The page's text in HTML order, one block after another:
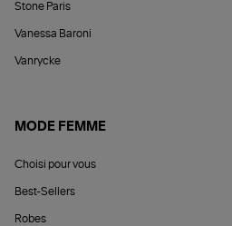
Stone Paris
Vanessa Baroni
Vanrycke
MODE FEMME
Choisi pour vous
Best-Sellers
Robes